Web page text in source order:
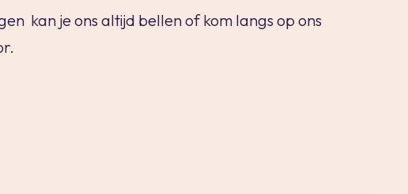
kan je ons altijd bellen of kom langs op ons